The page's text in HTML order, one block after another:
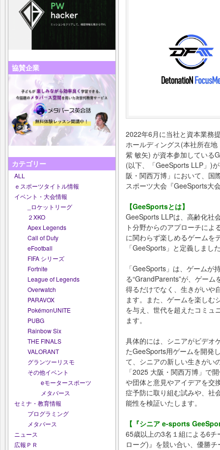
協賛企業
カテゴリー
ALL
ｅスポーツタイトル情報
イベント・大会情報
_ロケットリーグ
２XKO
Apex Legends
Call of Duty
eFootball
FIFA シリーズ
Fortnite
League of Legends
Overwatch
PARAVOX
PokémonUNITE
PUBG
Rainbow Six
THE FINALS
VALORANT
グランツーリスモ
その他イベント
eモータースポーツ
メタバース
セミナ・教育情報
プログラミング
メタバース
ニュース
広報ＰＲ
2022年6月に当社と資本業務
ホールディングス(本社所在
紫 敏矢) が資本参加している
(以下、「GeeSports LLP」)
阪・関西万博」において、国
スポーツ大会『GeeSports大
【GeeSportsとは】
GeeSports LLPは、高齢化社
ト分野からのアプローチに
に関わらず楽しめるゲームを
「GeeSports」と定義しまし
「GeeSports」は、ゲームが
る“GrandParents”が、ゲーム
得るだけでなく、生きがいや
ます。また、ゲームを楽しむ
を与え、世代を超えたコミュ
ます。
具体的には、シニアがビデオ
たGeeSports用ゲームを開発
て、シニアの新しい生きがい
「2025 大阪・関西万博」で
や団体と意見やアイデアを交
症予防に取り組む試みや、社
能性を検証いたします。
【『シニア e-sports
65歳以上の3名１組による6
ローグ)』を競い合い、優勝